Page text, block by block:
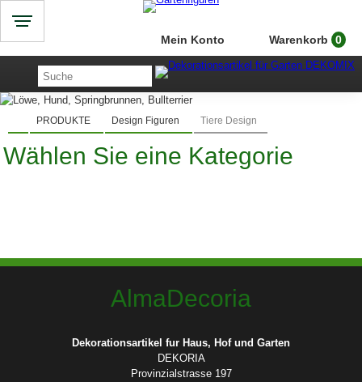
Warenkorb 0
Mein Konto
PRODUKTE Design Figuren Tiere Design
Wählen Sie eine Kategorie
AlmaDecoria
Dekorationsartikel fur Haus, Hof und Garten
DEKORIA
Provinzialstrasse 197